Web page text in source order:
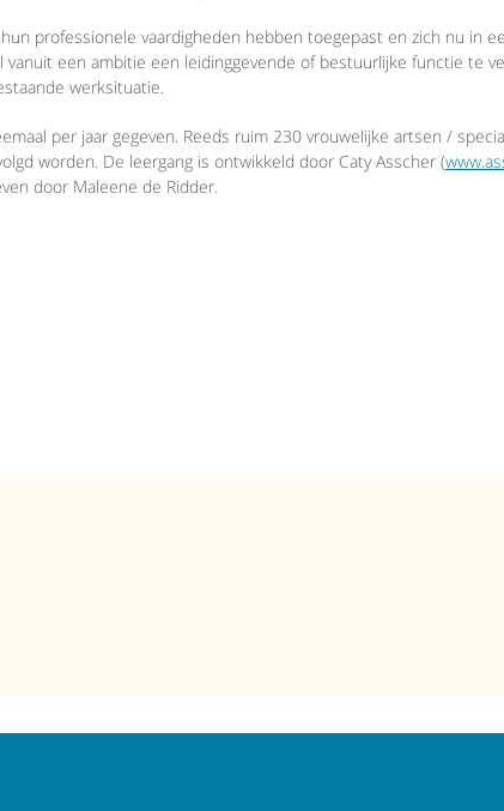
professionele vaardigheden hebben toegepast en zich nu in
een ambitie een leidinggevende of bestuurlijke functie te
werksituatie.
per jaar gegeven. Reeds ruim 230 vrouwelijke artsen /
worden. De leergang is ontwikkeld door Caty Asscher (
door Maleene de Ridder.